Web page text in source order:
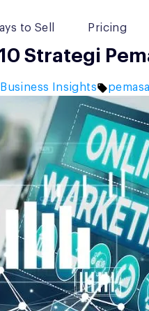
to Sell Pricing
Strategi
Posted
Business Insights Tags: